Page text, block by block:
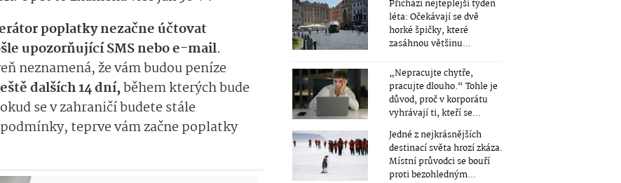
poplatky nezačne účtovat
upozorňující SMS nebo e-mail.
neznamená, že vám budou peníze
dalších 14 dní,během kterých bude
se v zahraničí budete stále
teprve vám začne poplatky
Přichází nejteplejší týden
léta: Očekávají se dvě
horké špičky, které
zasáhnou většinu...
„Nepracujte chytře,
pracujte dlouho.“ Tohle je
důvod, proč v korporátu
vyhrávají ti, kteří se...
Jedné z nejkrásnějších
destinací světa hrozí zkáza.
Místní průvodci se bouří
proti bezohledným...